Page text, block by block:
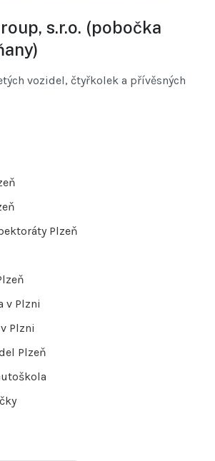
s.r.o. (pobočka
vozidel, čtyřkolek a přívěsných
Plzeň
v Plzni
Plzni
Plzeň